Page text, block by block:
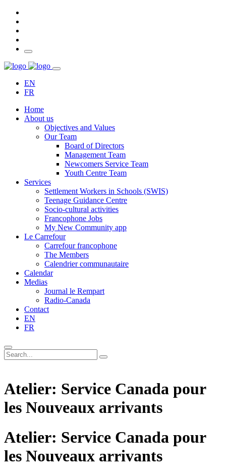
EN
FR
Home
About us
Objectives and Values
Our Team
Board of Directors
Management Team
Newcomers Service Team
Youth Centre Team
Services
Settlement Workers in Schools (SWIS)
Teenage Guidance Centre
Socio-cultural activities
Francophone Jobs
My New Community app
Le Carrefour
Carrefour francophone
The Members
Calendrier communautaire
Calendar
Medias
Journal le Rempart
Radio-Canada
Contact
EN
FR
Atelier: Service Canada pour
les Nouveaux arrivants
Atelier: Service Canada pour
les Nouveaux arrivants